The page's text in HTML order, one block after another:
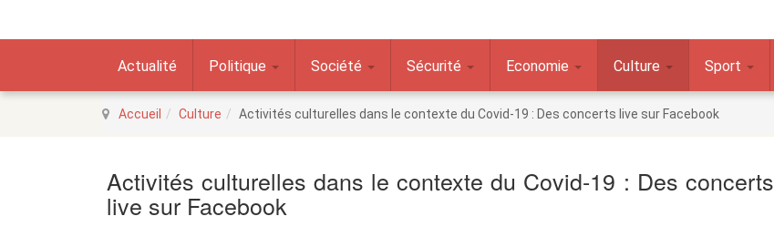
Actualité Politique Société Sécurité Economie Culture Sport
Accueil Culture Activités culturelles dans le contexte du Covid-19 : Des concerts live sur Facebook
Activités culturelles dans le contexte du Covid-19 : Des concerts
live sur Facebook